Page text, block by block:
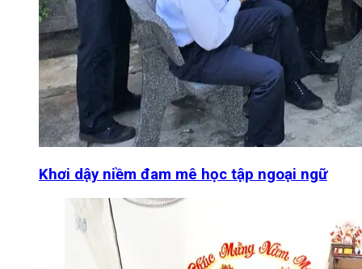
Khơi dậy niềm đam mê học tập ngoại ngữ